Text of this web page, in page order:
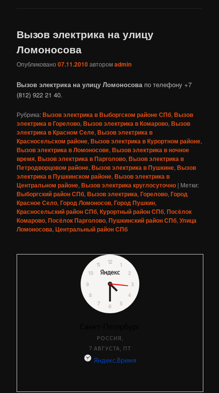
Вызов электрика на улицу
Ломоносова
Опубликовано07.11.2010авторомadmin
Вызов электрика на улицу Ломоносова по телефону +7
(812) 922 21 40.
Рубрика:Вызов электрика в Выборгском районе СПб,Вызов
электрика в Горелово,Вызов электрика в Комарово,Вызов
электрика в Красном Селе,Вызов электрика в
Красносельском районе,Вызов электрика в Курортном районе,
Вызов электрика в Ломоносове,Вызов электрика в ночное
время,Вызов электрика в Парголово,Вызов электрика в
Петродворцовом районе,Вызов электрика в Пушкине,Вызов
электрика в Пушкинском районе,Вызов электрика в
Центральном районе,Вызов электрика круглосуточно | Метки:
Выборгский район СПб,Вызов электрика,Горелово,Город
Красное Село,Город Ломоносов,Город Пушкин,
Красносельский район СПб,Курортный район СПб,Посёлок
Комарово,Посёлок Парголово,Пушкинский район СПб,Улица
Ломоносова,Центральный район СПб